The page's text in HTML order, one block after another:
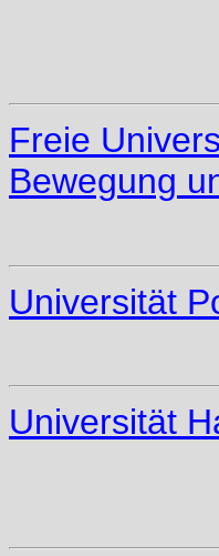
Freie
Bewegung
Universität
Universität